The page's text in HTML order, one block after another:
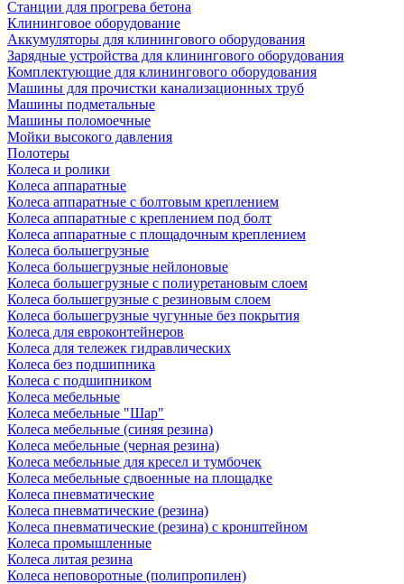
Станции для прогрева бетона
Клининговое оборудование
Аккумуляторы для клинингового оборудования
Зарядные устройства для клинингового оборудования
Комплектующие для клинингового оборудования
Машины для прочистки канализационных труб
Машины подметальные
Машины поломоечные
Мойки высокого давления
Полотеры
Колеса и ролики
Колеса аппаратные
Колеса аппаратные с болтовым креплением
Колеса аппаратные с креплением под болт
Колеса аппаратные с площадочным креплением
Колеса большегрузные
Колеса большегрузные нейлоновые
Колеса большегрузные с полиуретановым слоем
Колеса большегрузные с резиновым слоем
Колеса большегрузные чугунные без покрытия
Колеса для евроконтейнеров
Колеса для тележек гидравлических
Колеса без подшипника
Колеса с подшипником
Колеса мебельные
Колеса мебельные "Шар"
Колеса мебельные (синяя резина)
Колеса мебельные (черная резина)
Колеса мебельные для кресел и тумбочек
Колеса мебельные сдвоенные на площадке
Колеса пневматические
Колеса пневматические (резина)
Колеса пневматические (резина) с кронштейном
Колеса промышленные
Колеса литая резина
Колеса неповоротные (полипропилен)